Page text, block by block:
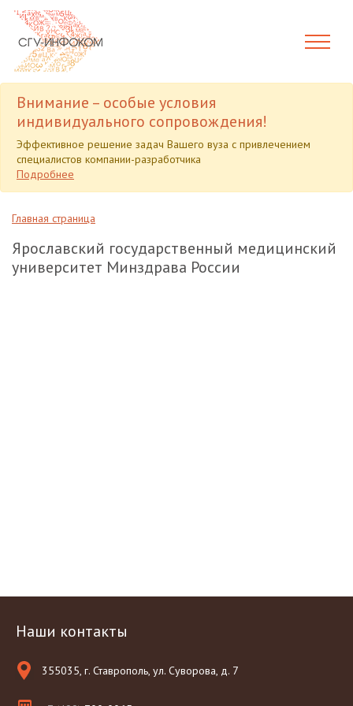
Внимание – особые условия
индивидуального сопровождения!
Эффективное решение задач Вашего вуза с привлечением
специалистов компании-разработчика
Подробнее
Главная страница
Ярославский государственный медицинский
университет Минздрава России
Наши контакты
355035, г. Ставрополь, ул. Суворова, д. 7